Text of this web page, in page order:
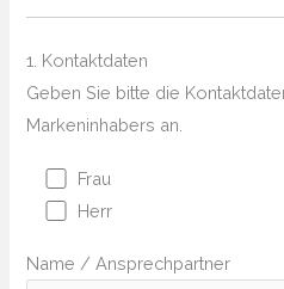
1. Kontaktdaten
Geben Sie bitte die
Markeninhabers an.
Frau
Herr
Name / Ansprechpartner